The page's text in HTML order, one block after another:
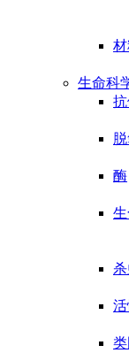
生命科
酶
生
杀